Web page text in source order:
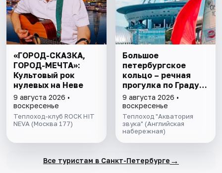
«ГОРОД-СКАЗКА,
ГОРОД-МЕЧТА»:
Культовый рок
нулевых на Неве
9 августа 2026 •
воскресенье
Теплоход-клуб ROCK HIT
NEVA (Москва 177)
Большое
петербургское
кольцо – речная
прогулка пo Граду
на Неве с
авторской
экскурсией и живой
музыкой в тёплом
салоне теплохода
9 августа 2026 •
воскресенье
Теплоход "Акватория
звука" (Английская
набережная)
Все туристам в Санкт-Петербурге →